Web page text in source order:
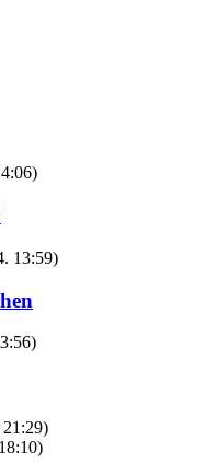
13:59)